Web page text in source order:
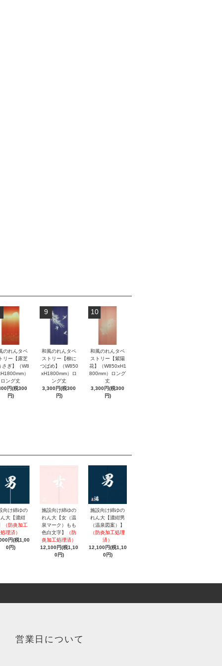
のれんタペ
リー【露芝
さぎ】（W8
）
ロング丈
円(税300
円)
9
和風のれんタペ
ストリー【柳に
つばめ】（W850
xH1800mm）ロ
ング丈
3,300円(税300
円)
10
和風のれんタペ
ストリー【紫陽
花】（W850xH1
800mm）ロング
丈
3,300円(税300
円)
向け綿ゆの
大【濃紺
（防炎加工
処理済）
円(税1,00
0円)
施設向け綿ゆの
れん大【女（温
泉マーク）もも
色白文字】
（防
炎加工処理済）
12,100円(税1,10
0円)
施設向け綿ゆの
れん大【濃紺男
（温泉図案）】
（防炎加工処理
済）
12,100円(税1,10
0円)
営業日について